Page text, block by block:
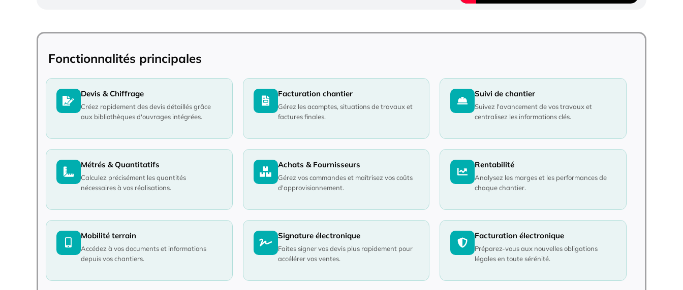
Fonctionnalités principales
Devis & Chiffrage
Créez rapidement des devis détaillés grâce
aux bibliothèques d'ouvrages intégrées.
Facturation chantier
Gérez les acomptes, situations de travaux et
factures finales.
Suivi de chantier
Suivez l'avancement de vos travaux et
centralisez les informations clés.
Métrés & Quantitatifs
Calculez précisément les quantités
nécessaires à vos réalisations.
Achats & Fournisseurs
Gérez vos commandes et maîtrisez vos coûts
d'approvisionnement.
Rentabilité
Analysez les marges et les performances de
chaque chantier.
Mobilité terrain
Accédez à vos documents et informations
depuis vos chantiers.
Signature électronique
Faites signer vos devis plus rapidement pour
accélérer vos ventes.
Facturation électronique
Préparez-vous aux nouvelles obligations
légales en toute sérénité.